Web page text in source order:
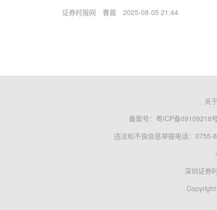
证券时报网 曹晨 2025-08-05 21:44
关
备案号： 粤ICP备09109218
违法和不良信息举报电话：0755-
深圳证券